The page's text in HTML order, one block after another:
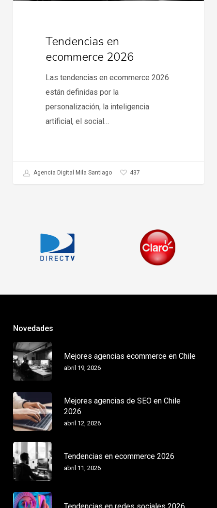
Tendencias en
ecommerce 2026
Las tendencias en ecommerce 2026
están definidas por la
personalización, la inteligencia
artificial, el social…
Agencia Digital Mila Santiago 437
Novedades
Mejores agencias ecommerce en Chile
abril 19, 2026
Mejores agencias de SEO en Chile
2026
abril 12, 2026
Tendencias en ecommerce 2026
abril 11, 2026